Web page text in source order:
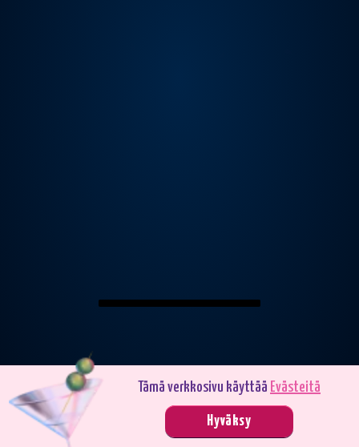
Pelaa demotilassa. Oikealla rahalla pelaaminen on jännittävämpää.
Tämä verkkosivu käyttää Evästeitä
Hyväksy